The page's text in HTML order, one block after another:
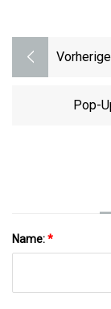
Pop-
Name:*